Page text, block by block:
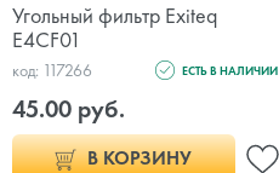
Угольный фильтр Exiteq
E4CF01
код: 117266 ЕСТЬ В НАЛИЧИИ
45.00 руб.
В КОРЗИНУ